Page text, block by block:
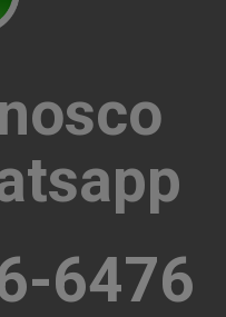
6476